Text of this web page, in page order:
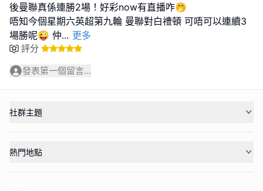
後曼聯真係連勝2場！好彩now有直播咋🤭
唔知今個星期六英超第九輪 曼聯對白禮頓 可唔可以連續3
場勝呢😜 仲... 更多
評分
發表第一個留言...
社群主題
熱門地點